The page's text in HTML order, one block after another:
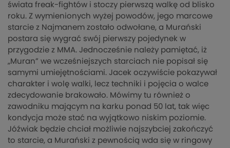
świata freak-fightów i stoczy pierwszą walkę od blisko
roku. Z wymienionych wyżej powodów, jego marcowe
starcie z Najmanem zostało odwołane, a Murański
postara się wygrać swój pierwszy pojedynek w
przygodzie z MMA. Jednocześnie należy pamiętać, iż
„Muran” we wcześniejszych starciach nie popisał się
samymi umiejętnościami. Jacek oczywiście pokazywał
charakter i wolę walki, lecz techniki i pojęcia o walce
zdecydowanie brakowało. Mówimy tu również o
zawodniku mającym na karku ponad 50 lat, tak więc
kondycja może stać na wyjątkowo niskim poziomie.
Jóźwiak będzie chciał możliwie najszybciej zakończyć
to starcie, a Murański z pewnością wda się w ringowy